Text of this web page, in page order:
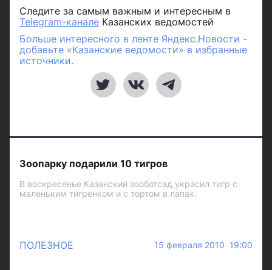
Следите за самым важным и интересным в
Telegram-канале Казанских ведомостей
Больше интересного в ленте Яндекс.Новости -
добавьте «Казанские ведомости» в избранные
источники.
Зоопарку подарили 10 тигров
В воскресенье Казанский зооботсад украсил тигр с
маленьким тигренком и с тортом в лапах.
ПОЛЕЗНОЕ 15 февраля 2010 19:00